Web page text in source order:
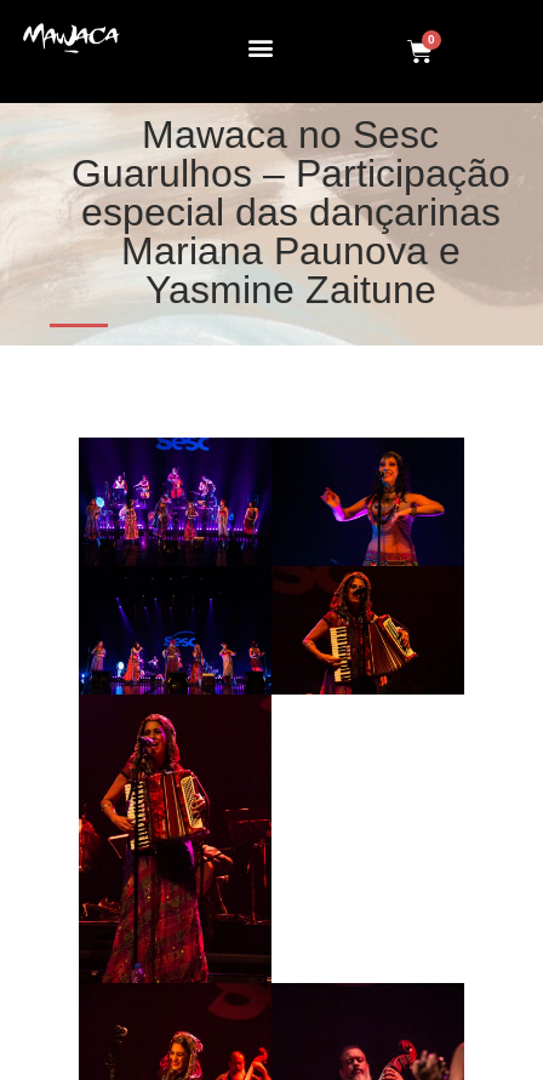
0
Mawaca no Sesc
Guarulhos – Participação
especial das dançarinas
Mariana Paunova e
Yasmine Zaitune